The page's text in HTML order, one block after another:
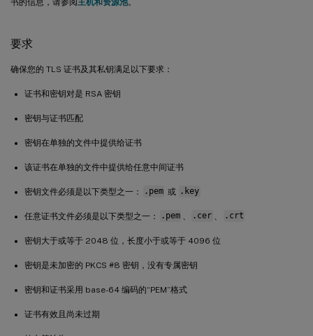
要求
确保您的 TLS 证书及其私钥满足以下要求：
证书和密钥对是 RSA 密钥
密钥与证书匹配
密钥在单独的文件中提供给证书
该证书在单独的文件中提供给任意中间证书
密钥文件必须是以下类型之一： .pem 或 .key
任意证书文件必须是以下类型之一： .pem .cer .crt
密钥大于或等于 2048 位，长度小于或等于 4096 位
密钥是未加密的 PKCS #8 密钥，没有专属密钥
密钥和证书采用 base-64 编码的“PEM”格式
证书有效且尚未过期